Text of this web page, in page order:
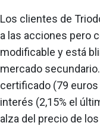
Los clientes de
a las acciones pero
modificable y está
mercado
certificado (79 euros
interés (2,15% el
alza del precio de